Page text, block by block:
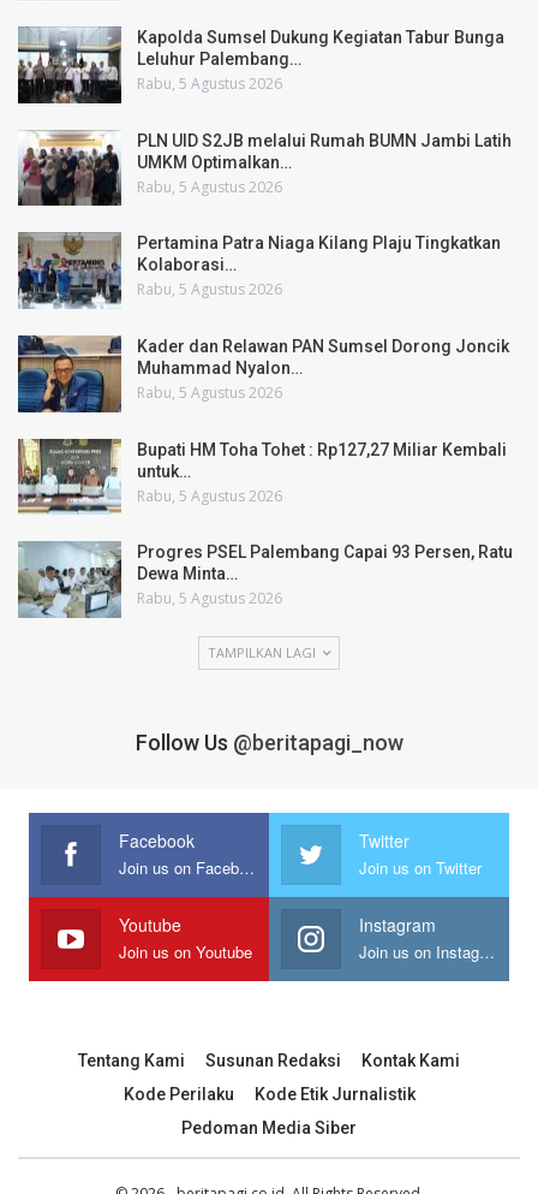
Kapolda Sumsel Dukung Kegiatan Tabur Bunga
Leluhur Palembang…
Rabu, 5 Agustus 2026
PLN UID S2JB melalui Rumah BUMN Jambi Latih
UMKM Optimalkan…
Rabu, 5 Agustus 2026
Pertamina Patra Niaga Kilang Plaju Tingkatkan
Kolaborasi…
Rabu, 5 Agustus 2026
Kader dan Relawan PAN Sumsel Dorong Joncik
Muhammad Nyalon…
Rabu, 5 Agustus 2026
Bupati HM Toha Tohet : Rp127,27 Miliar Kembali
untuk…
Rabu, 5 Agustus 2026
Progres PSEL Palembang Capai 93 Persen, Ratu
Dewa Minta…
Rabu, 5 Agustus 2026
TAMPILKAN LAGI
Follow Us @beritapagi_now
Facebook
Join us on Facebook
Twitter
Join us on Twitter
Youtube
Join us on Youtube
Instagram
Join us on Instagram
Tentang Kami Susunan Redaksi
Kontak Kami
Kode Perilaku
Kode Etik Jurnalistik
Pedoman Media Siber